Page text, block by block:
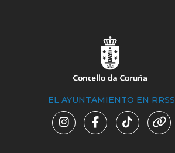
EL AYUNTAMIENTO EN RRSS